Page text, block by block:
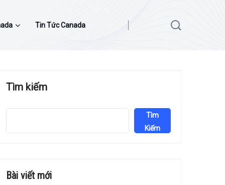
Tin Tức Canada
Tìm kiếm
Tìm
Kiếm
Bài viết mới